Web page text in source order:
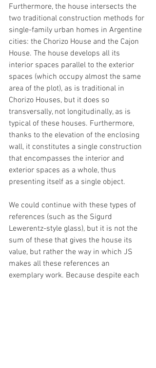
Furthermore, the house intersects the
two traditional construction methods for
single-family urban homes in Argentine
cities: the Chorizo ​​House and the Cajon
House. The house develops all its
interior spaces parallel to the exterior
spaces (which occupy almost the same
area of ​​the plot), as is traditional in
Chorizo ​​Houses, but it does so
transversally, not longitudinally, as is
typical of these houses. Furthermore,
thanks to the elevation of the enclosing
wall, it constitutes a single construction
that encompasses the interior and
exterior spaces as a whole, thus
presenting itself as a single object.
We could continue with these types of
references (such as the Sigurd
Lewerentz-style glass), but it is not the
sum of these that gives the house its
value, but rather the way in which JS
makes all these references an
exemplary work. Because despite each